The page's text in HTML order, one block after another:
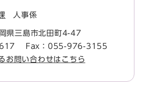
人事係
県三島市北田町4-47
Fax：055-976-3155
お問い合わせはこちら